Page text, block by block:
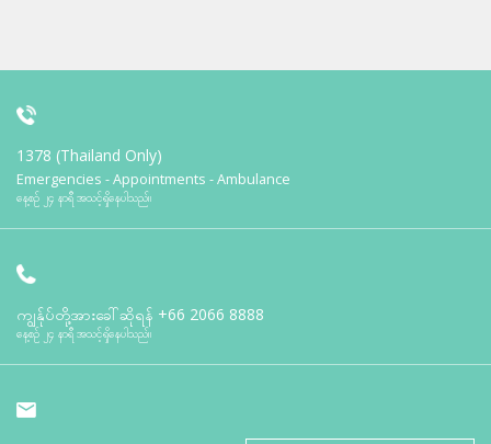
1378 (Thailand Only)
Emergencies - Appointments - Ambulance
နေ့စဉ် ၂၄ နာရီ အသင့်ရှိနေပါသည်။
ကျွန်ုပ်တို့အားခေါ်ဆိုရန် +66 2066 8888
နေ့စဉ် ၂၄ နာရီ အသင့်ရှိနေပါသည်။